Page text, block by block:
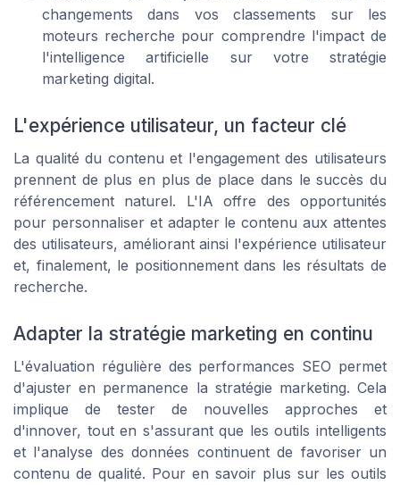
changements dans vos classements sur les
moteurs recherche pour comprendre l'impact de
l'intelligence artificielle sur votre stratégie
marketing digital.
L'expérience utilisateur, un facteur clé
La qualité du contenu et l'engagement des utilisateurs
prennent de plus en plus de place dans le succès du
référencement naturel. L'IA offre des opportunités
pour personnaliser et adapter le contenu aux attentes
des utilisateurs, améliorant ainsi l'expérience utilisateur
et, finalement, le positionnement dans les résultats de
recherche.
Adapter la stratégie marketing en continu
L'évaluation régulière des performances SEO permet
d'ajuster en permanence la stratégie marketing. Cela
implique de tester de nouvelles approches et
d'innover, tout en s'assurant que les outils intelligents
et l'analyse des données continuent de favoriser un
contenu de qualité. Pour en savoir plus sur les outils